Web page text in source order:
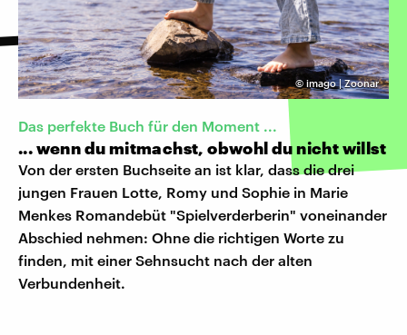
© imago | Zoonar
Das perfekte Buch für den Moment ...
... wenn du mitmachst, obwohl du nicht willst
Von der ersten Buchseite an ist klar, dass die drei
jungen Frauen Lotte, Romy und Sophie in Marie
Menkes Romandebüt "Spielverderberin" voneinander
Abschied nehmen: Ohne die richtigen Worte zu
finden, mit einer Sehnsucht nach der alten
Verbundenheit.